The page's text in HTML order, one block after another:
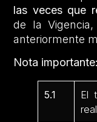
las veces que
de la
anteriormente
Nota importante:
5.1
El